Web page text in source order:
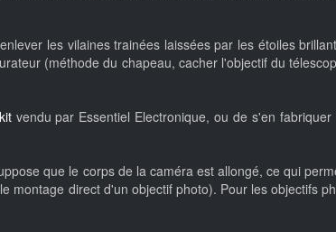
les vilaines trainées laissées par les étoiles
(méthode du chapeau, cacher l'objectif du
kitvendu par Essentiel Electronique, ou de s'en
que le corps de la caméra est allongé, ce qui
direct d'un objectif photo). Pour les objectifs